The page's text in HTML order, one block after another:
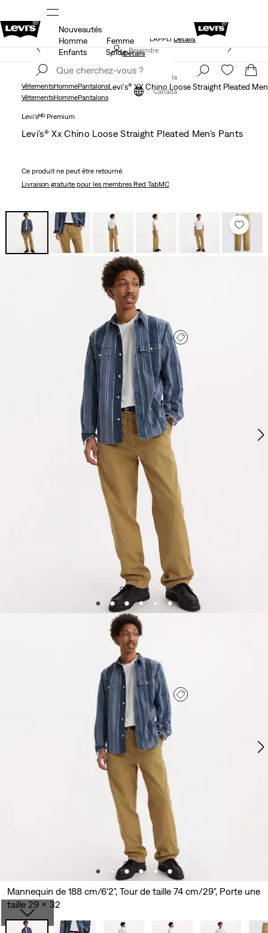
LE MEILLEUR DE LEVI'SMD – MAINTENANT DANS
L’APPLIDétails
Rejoindre
Canada
Nouveautés
Homme
Femme
Enfants
Solde
15 % DE RABAIS SUR VOTRE PREMIÈRE COMMANDE
Détails
maintenant
Canada
VêtementsHommePantalonsLevi's® XX Chino Loose Straight Pleated
VêtementsHommePantalons
Levi'sᴹᴰ Premium
Levi's® Xx Chino Loose Straight Pleated Men's Pants
Ce produit ne peut être retourné.
Livraison gratuitepour les membres Red TabMC
Mannequin de 188 cm/6'2", Tour de taille 74 cm/29", Porte une
taille 29 x 32